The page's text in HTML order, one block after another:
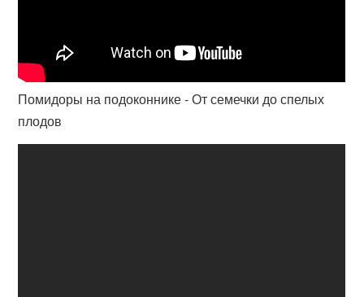
Помидоры на подоконнике - От семечки до спелых
плодов